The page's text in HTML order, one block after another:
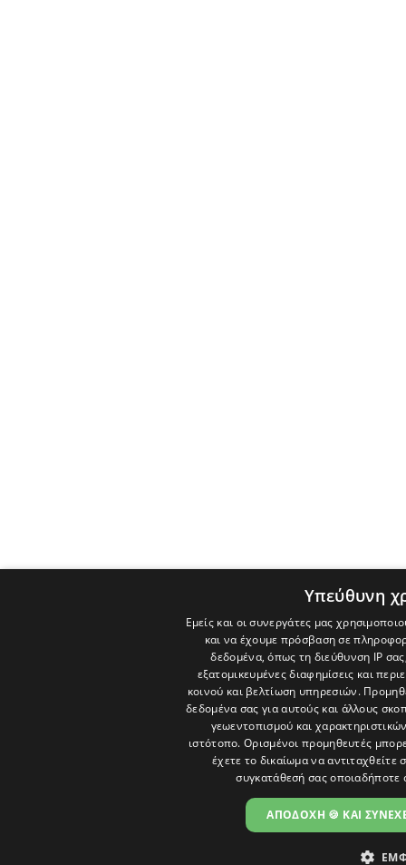
Υπεύθυνη
Εμείς και οι συνεργάτες μας
και να έχουμε πρόσβαση σε
δεδομένα, όπως τη διεύθυνση IP
εξατομικευμένες διαφημίσεις και
κοινού και βελτίωση υπηρεσιών.
δεδομένα σας για αυτούς και άλλους
γεωεντοπισμού και
ιστότοπο. Ορισμένοι προμηθευτές
έχετε το δικαίωμα να αντιταχθείτε
συγκατάθεσή σας οποιαδήποτε
ΑΠΟΔΟΧΗ 🍪 ΚΑΙ